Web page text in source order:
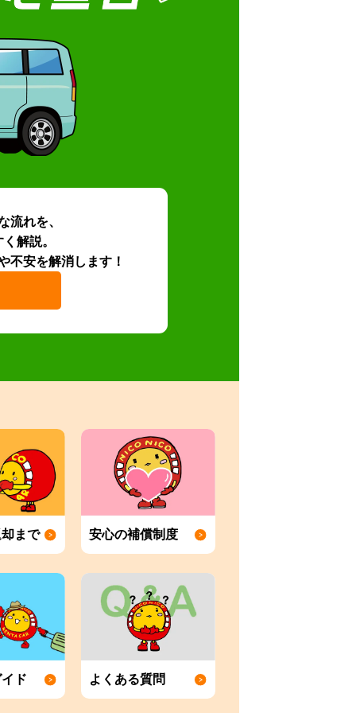
流れを、
解説。
不安を解消します！
まで 安心の補償制度
ド よくある質問